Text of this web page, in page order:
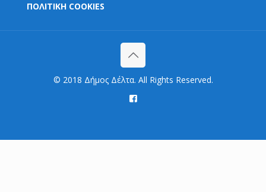
ΠΟΛΙΤΙΚΗ COOKIES
© 2018 Δήμος Δέλτα. All Rights Reserved.